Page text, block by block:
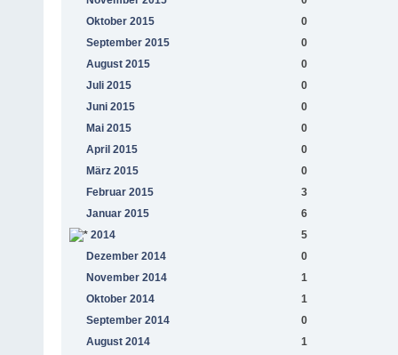
Oktober 2015
0
September 2015
0
August 2015
0
Juli 2015
0
Juni 2015
0
Mai 2015
0
April 2015
0
März 2015
0
Februar 2015
3
Januar 2015
6
2014
5
Dezember 2014
0
November 2014
1
Oktober 2014
1
September 2014
0
August 2014
1